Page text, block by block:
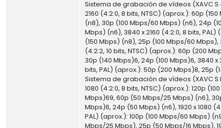
Sistema de grabación de vídeos (XAVC S
2160 (4:2:0, 8 bits, NTSC) (aprox.): 60p
(n8), 30p (100 Mbps/60 Mbps) (n6), 24p
Mbps) (n6), 3840 x 2160 (4:2:0, 8 bits, PAL)
(150 Mbps) (n8), 25p (100 Mbps/60 Mbps),
(4:2:2, 10 bits, NTSC) (aprox.): 60p (200
30p (140 Mbps)6, 24p (100 Mbps)6, 3840 x
bits, PAL) (aprox.): 50p (200 Mbps)8, 25p
Sistema de grabación de vídeos (XAVC S
1080 (4:2:0, 8 bits, NTSC) (aprox.): 120p
Mbps)69, 60p (50 Mbps/25 Mbps) (n6),
Mbps)6, 24p (50 Mbps) (n6), 1920 x 1080
PAL) (aprox.): 100p (100 Mbps/60 Mbps)
Mbps/25 Mbps), 25p (50 Mbps/16 Mbps),